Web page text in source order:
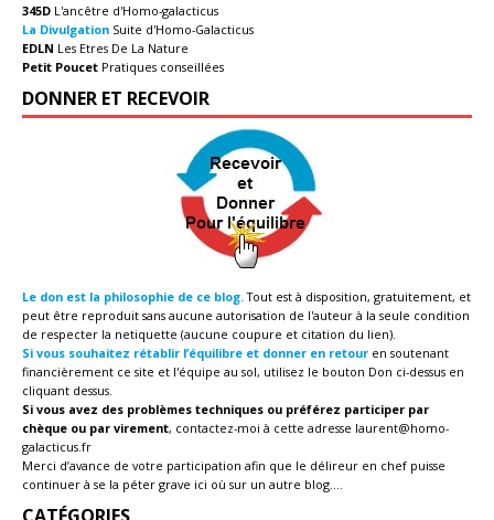
345D L'ancêtre d'Homo-galacticus
La Divulgation Suite d'Homo-Galacticus
EDLN Les Etres De La Nature
Petit Poucet Pratiques conseillées
DONNER ET RECEVOIR
Le don est la philosophie de ce blog. Tout est à disposition, gratuitement, et
peut être reproduit sans aucune autorisation de l'auteur à la seule condition
de respecter la netiquette (aucune coupure et citation du lien).
Si vous souhaitez rétablir l’équilibre et donner en retour en soutenant
financièrement ce site et l'équipe au sol, utilisez le bouton Don ci-dessus en
cliquant dessus.
Si vous avez des problèmes techniques ou préférez participer par
chèque ou par virement, contactez-moi à cette adresse laurent@homo-
galacticus.fr
Merci d’avance de votre participation afin que le délireur en chef puisse
continuer à se la péter grave ici où sur un autre blog....